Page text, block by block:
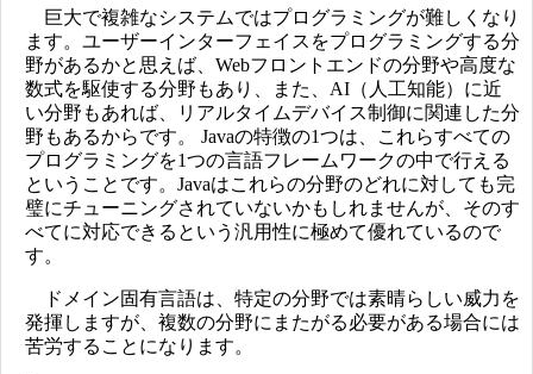
巨大で複雑なシステムではプログラミングが難しくなり
ます。ユーザーインターフェイスをプログラミングする分
野があるかと思えば、Webフロントエンドの分野や高度な
数式を駆使する分野もあり、また、AI（人工知能）に近
い分野もあれば、リアルタイムデバイス制御に関連した分
野もあるからです。 Javaの特徴の1つは、これらすべての
プログラミングを1つの言語フレームワークの中で行える
ということです。Javaはこれらの分野のどれに対しても完
璧にチューニングされていないかもしれませんが、そのす
べてに対応できるという汎用性に極めて優れているので
す。
ドメイン固有言語は、特定の分野では素晴らしい威力を
発揮しますが、複数の分野にまたがる必要がある場合には
苦労することになります。